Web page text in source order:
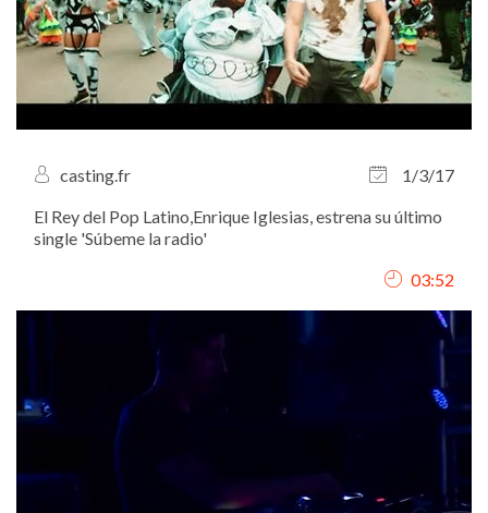
casting.fr
1/3/17
El Rey del Pop Latino,Enrique Iglesias, estrena su último
single 'Súbeme la radio'
03:52